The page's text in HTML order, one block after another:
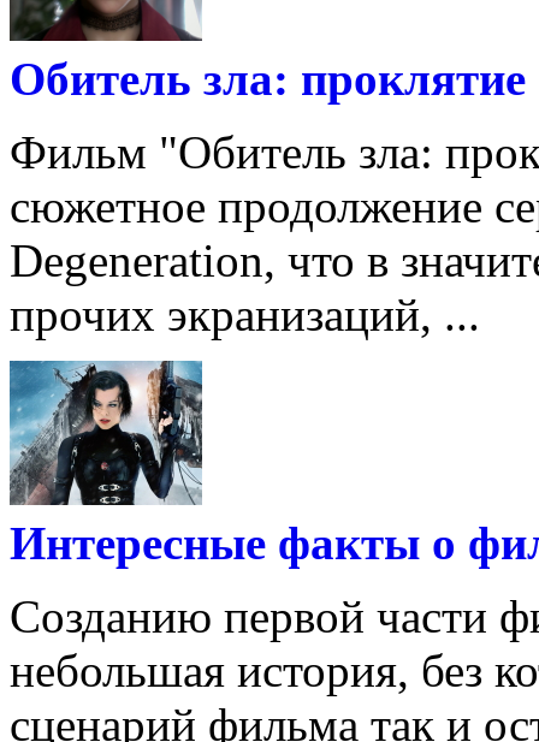
Обитель зла: проклятие
Фильм "Обитель зла:
сюжетное продолжение
Degeneration, что в
прочих экранизаций, ...
Интересные факты о
Созданию первой части
небольшая история, без
сценарий фильма так и